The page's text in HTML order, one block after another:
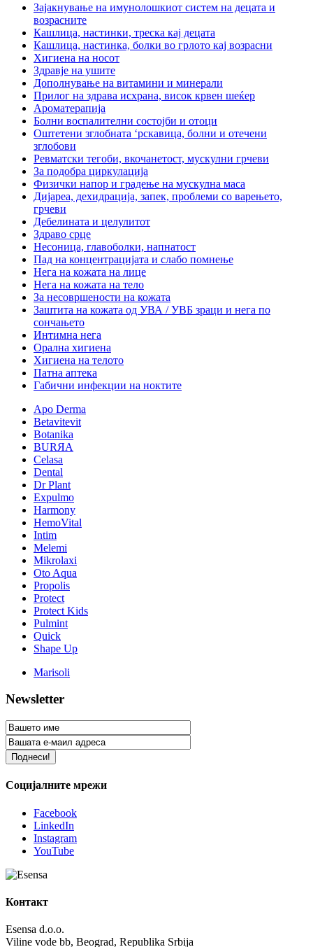
Зајакнување на имунолошкиот систем на децата и
возрасните
Кашлица, настинки, треска кај децата
Кашлица, настинка, болки во грлото кај возрасни
Хигиена на носот
Здравје на ушите
Дополнување на витамини и минерали
Прилог на здрава исхрана, висок крвен шеќер
Ароматерапија
Болни воспалителни состојби и отоци
Оштетени зглобната ‘рскавица, болни и отечени
зглобови
Ревматски тегоби, вкочанетост, мускулни грчеви
За подобра циркулација
Физички напор и градење на мускулна маса
Дијареа, дехидрација, запек, проблеми со варењето,
грчеви
Дебелината и целулитот
Здраво срце
Несоница, главоболки, напнатост
Пад на концентрацијата и слабо помнење
Нега на кожата на лице
Нега на кожата на тело
За несовршености на кожата
Заштита на кожата од УВА / УВБ зраци и нега по
сончањето
Интимна нега
Орална хигиена
Хигиена на телото
Патна аптека
Габични инфекции на ноктите
Apo Derma
Betavitevit
Botanika
BURЯA
Celasa
Dental
Dr Plant
Expulmo
Harmony
HemoVital
Intim
Melemi
Mikrolaxi
Oto Aqua
Propolis
Protect
Protect Kids
Pulmint
Quick
Shape Up
Marisoli
Newsletter
Социјалните мрежи
Facebook
LinkedIn
Instagram
YouTube
Контакт
Esensa d.o.o.
Viline vode bb, Beograd, Republika Srbija